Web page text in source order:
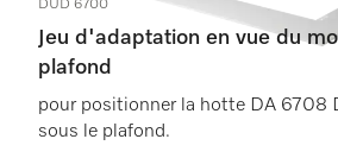
DUD 6700
Jeu d'adaptation en vue du
plafond
pour positionner la hotte DA 6708
sous le plafond.